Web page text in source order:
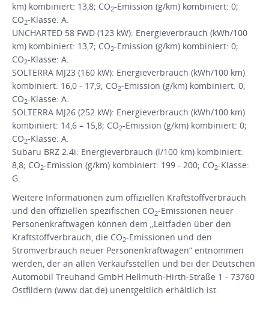
km) kombiniert: 13,8; CO2-Emission (g/km) kombiniert: 0;
CO2-Klasse: A.
UNCHARTED 58 FWD (123 kW): Energieverbrauch (kWh/100
km) kombiniert: 13,7; CO2-Emission (g/km) kombiniert: 0;
CO2-Klasse: A.
SOLTERRA MJ23 (160 kW): Energieverbrauch (kWh/100 km)
kombiniert: 16,0 - 17,9; CO2-Emission (g/km) kombiniert: 0;
CO2-Klasse: A.
SOLTERRA MJ26 (252 kW): Energieverbrauch (kWh/100 km)
kombiniert: 14,6 – 15,8; CO2-Emission (g/km) kombiniert: 0;
CO2-Klasse: A.
Subaru BRZ 2.4i: Energieverbrauch (l/100 km) kombiniert:
8,8; CO2-Emission (g/km) kombiniert: 199 - 200; CO2-Klasse:
G.
Weitere Informationen zum offiziellen Kraftstoffverbrauch
und den offiziellen spezifischen CO2-Emissionen neuer
Personenkraftwagen können dem „Leitfaden über den
Kraftstoffverbrauch, die CO2-Emissionen und den
Stromverbrauch neuer Personenkraftwagen“ entnommen
werden, der an allen Verkaufsstellen und bei der Deutschen
Automobil Treuhand GmbH Hellmuth-Hirth-Straße 1 - 73760
Ostfildern (www.dat.de) unentgeltlich erhältlich ist.